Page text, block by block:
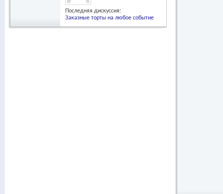
Последняя дискуссия:
Заказные торты на любое событие